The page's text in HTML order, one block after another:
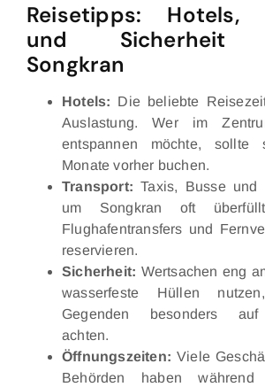
Reisetipps: Hotels,
und Sicherheit
Songkran
Hotels: Die beliebte
Auslastung. Wer im
entspannen möchte, sollte
Monate vorher buchen.
Transport: Taxis, Busse und
um Songkran oft
Flughafentransfers und
reservieren.
Sicherheit: Wertsachen eng
wasserfeste Hüllen
Gegenden besonders auf
achten.
Öffnungszeiten: Viele
Behörden haben